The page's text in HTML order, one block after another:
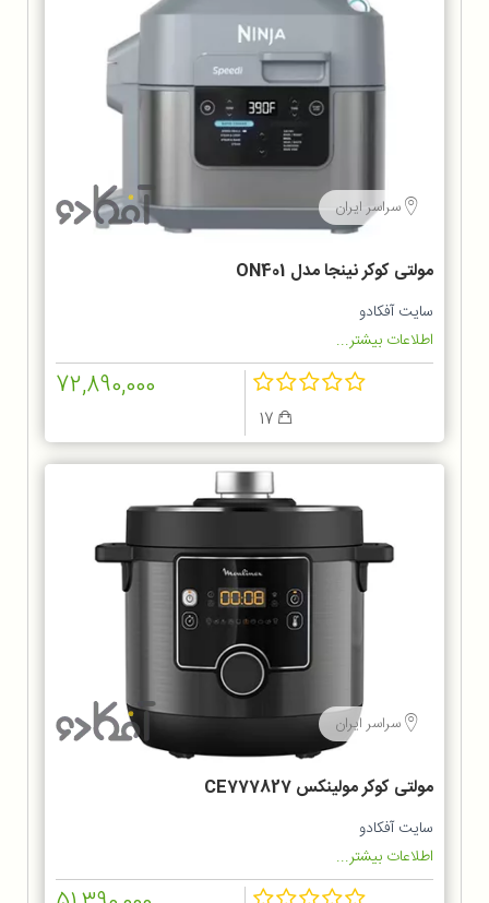
سراسر ایران
مولتی کوکر نینجا مدل ON401
سایت آفکادو
اطلاعات بیشتر...
72,890,000
سراسر ایران
مولتی کوکر مولینکس CE777827
سایت آفکادو
اطلاعات بیشتر...